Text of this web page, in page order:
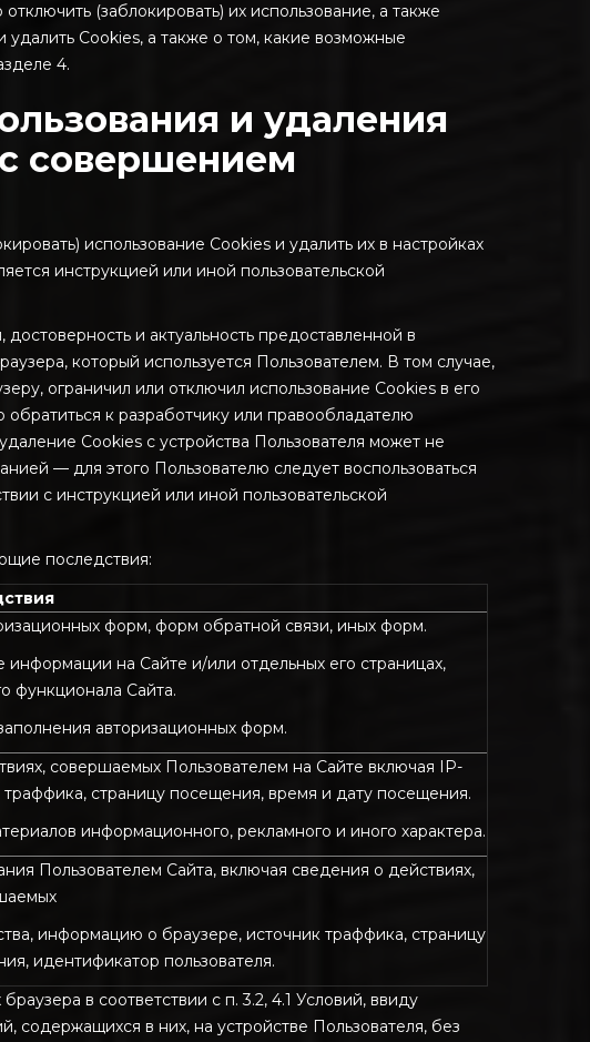
(заблокировать) их использование, а также
Cookies, а также о том, какие возможные
4.
и удаления
совершением
использование Cookies и удалить их в настройках
инструкцией или иной пользовательской
и актуальность предоставленной в
который используется Пользователем. В том случае,
ограничил или отключил использование Cookies в его
к разработчику или правообладателю
Cookies с устройства Пользователя может не
— для этого Пользователю следует воспользоваться
с инструкцией или иной пользовательской
последствия:
форм, форм обратной связи, иных форм.
на Сайте и/или отдельных его страницах,
функционала Сайта.
авторизационных форм.
совершаемых Пользователем на Сайте включая IP-
страницу посещения, время и дату посещения.
информационного, рекламного и иного характера.
Пользователем Сайта, включая сведения о действиях,
информацию о браузере, источник траффика, страницу
идентификатор пользователя.
в соответствии с п. 3.2, 4.1 Условий, ввиду
в них, на устройстве Пользователя, без